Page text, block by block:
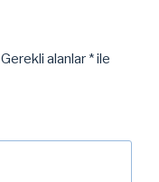
Gerekli alanlar *ile